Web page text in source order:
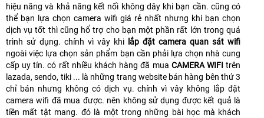
hiệu năng và khả năng kết nối không dây khi bạn cần. cũng có
thể bạn lựa chọn camera wifi giá rẻ nhất nhưng khi bạn chọn
dịch vụ tốt thì cũng hổ trợ cho bạn một phần rất lớn trong quá
trình sử dụng. chính vì vây khi lắp đặt camera quan sát wifi
ngoài việc lựa chọn sản phẩm bạn cần phải lựa chọn nhà cung
cấp uy tín. có rất nhiều khách hàng đã mua CAMERA WIFI trên
lazada, sendo, tiki ... là những trang website bán hàng bên thứ 3
chỉ bán nhưng không có dịch vụ. chính vì vây không lắp đặt
camera wifi đã mua được. nên không sử dụng được kết quả là
tiền mất tật mang. đó là một trong những bài học mà khách